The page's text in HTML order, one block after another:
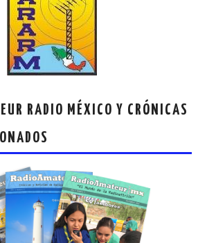
RADIO MÉXICO Y CRÓNICAS